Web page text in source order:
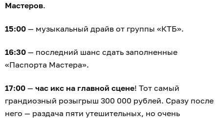
Мастеров.
15:00 — музыкальный драйв от группы «КТБ».
16:30 — последний шанс сдать заполненные
«Паспорта Мастера».
17:00 — час икс на главной сцене! Тот самый
грандиозный розыгрыш 300 000 рублей. Сразу после
него — раздача пяти утешительных, но очень